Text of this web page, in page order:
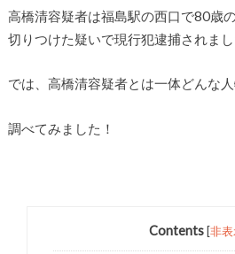
高橋清容疑者は福島駅の西口で80歳
切りつけた疑いで現行犯逮捕されまし
では、高橋清容疑者とは一体どんな
調べてみました！
Contents [非